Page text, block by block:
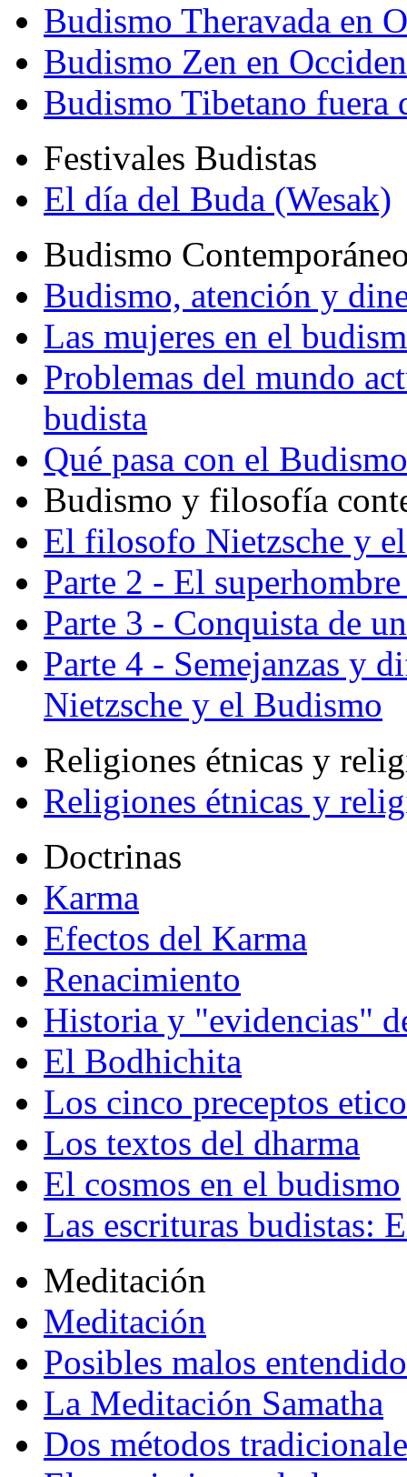
Budismo Theravada en
Budismo Zen en
Budismo Tibetano fuera
Festivales Budistas
El día del Buda (Wesak)
Budismo
Budismo, atención y
Las mujeres en el
Problemas del mundo
budista
Qué pasa con el
Budismo y filosofía
El filosofo Nietzsche y
Parte 2 - El
Parte 3 - Conquista de
Parte 4 - Semejanzas y
Nietzsche y el Budismo
Religiones étnicas y
Religiones étnicas y
Doctrinas
Karma
Efectos del Karma
Renacimiento
Historia y "evidencias"
El Bodhichita
Los cinco preceptos
Los textos del dharma
El cosmos en el budismo
Las escrituras budistas:
Meditación
Meditación
Posibles malos
La Meditación Samatha
Dos métodos